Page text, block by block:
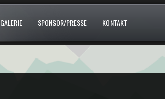
GALERIE SPONSOR/PRESSE KONTAKT